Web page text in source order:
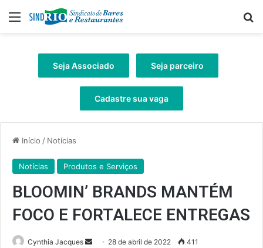
Menu
Seja Associado Seja parceiro
Cadastre sua vaga
Início / Notícias
Notícias Produtos e Serviços
BLOOMIN’ BRANDS MANTÉM
FOCO E FORTALECE ENTREGAS
Cynthia Jacques
Mande28 de abril de 2022 411